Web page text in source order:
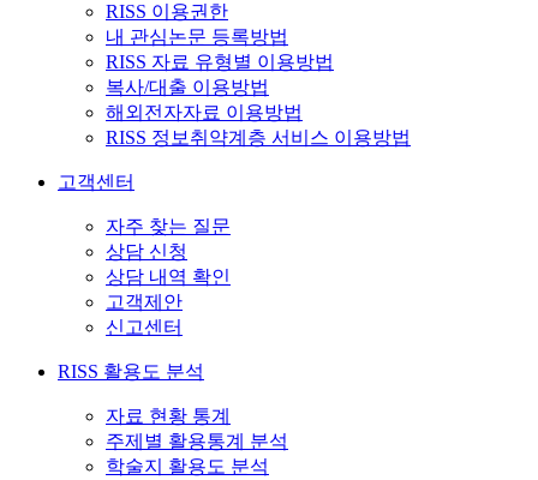
RISS 이용권한
내 관심논문 등록방법
RISS 자료 유형별 이용방법
복사/대출 이용방법
해외전자자료 이용방법
RISS 정보취약계층 서비스 이용방법
고객센터
자주 찾는 질문
상담 신청
상담 내역 확인
고객제안
신고센터
RISS 활용도 분석
자료 현황 통계
주제별 활용통계 분석
학술지 활용도 분석